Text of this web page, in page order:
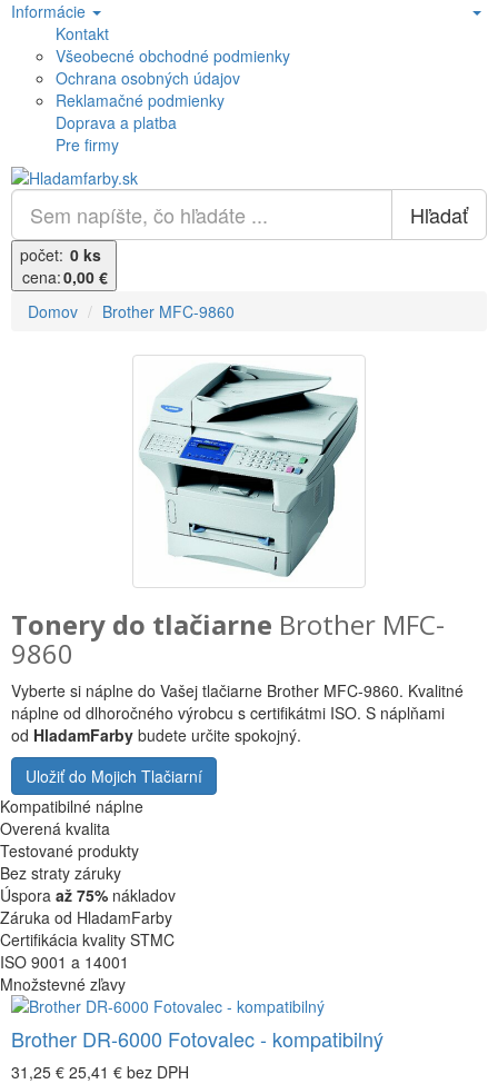
Informácie
Kontakt
Všeobecné obchodné podmienky
Ochrana osobných údajov
Reklamačné podmienky
Doprava a platba
Pre firmy
Hľadať
počet: 0 ks
cena:0,00 €
Domov
Brother MFC-9860
Tonery do tlačiarne Brother MFC-
9860
Vyberte si náplne do Vašej tlačiarne Brother MFC-9860. Kvalitné
náplne od dlhoročného výrobcu s certifikátmi ISO. S náplňami
od HladamFarby budete určite spokojný.
Uložiť do Mojich Tlačiarní
Kompatibilné náplne
Overená kvalita
Testované produkty
Bez straty záruky
Úspora až 75% nákladov
Záruka od HladamFarby
Certifikácia kvality STMC
ISO 9001 a 14001
Množstevné zľavy
Brother DR-6000 Fotovalec - kompatibilný
31,25 € 25,41 € bez DPH